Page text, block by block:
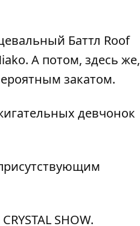
Баттл Roof
А потом, здесь же,
закатом.
девчонок
SHOW.